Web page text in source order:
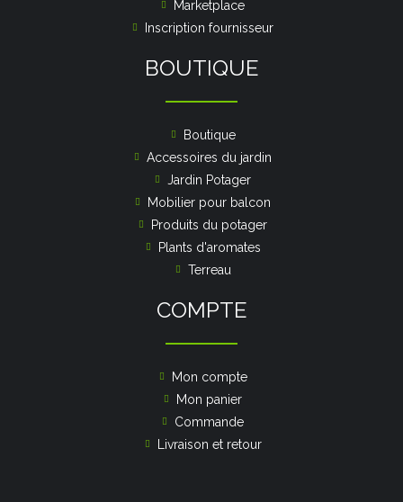
Marketplace
Inscription fournisseur
BOUTIQUE
Boutique
Accessoires du jardin
Jardin Potager
Mobilier pour balcon
Produits du potager
Plants d'aromates
Terreau
COMPTE
Mon compte
Mon panier
Commande
Livraison et retour